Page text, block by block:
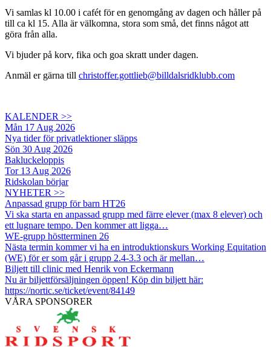
Vi samlas kl 10.00 i cafét för en genomgång av dagen och håller på
till ca kl 15. Alla är välkomna, stora som små, det finns något att
göra från alla.
Vi bjuder på korv, fika och goa skratt under dagen.
Anmäl er gärna till christoffer.gottlieb@billdalsridklubb.com
KALENDER >>
Mån 17 Aug 2026
Nya tider för privatlektioner släpps
Sön 30 Aug 2026
Bakluckeloppis
Tor 13 Aug 2026
Ridskolan börjar
NYHETER >>
Anpassad grupp för barn HT26
Vi ska starta en anpassad grupp med färre elever (max 8 elever) och
ett lugnare tempo. Den kommer att ligga…
WE-grupp höstterminen 26
Nästa termin kommer vi ha en introduktionskurs Working Equitation
(WE) för er som går i grupp 2.4-3.3 och är mellan…
Biljett till clinic med Henrik von Eckermann
Nu är biljettförsäljningen öppen! Köp din biljett här:
https://nortic.se/ticket/event/84149
VÅRA SPONSORER